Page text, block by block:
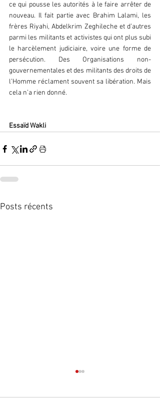
ce qui pousse les autorités à le faire arrêter de
nouveau. Il fait partie avec Brahim Lalami, les
frères Riyahi, Abdelkrim Zeghileche et d’autres
parmi les militants et activistes qui ont plus subi
le harcèlement judiciaire, voire une forme de
persécution. Des Organisations non-
gouvernementales et des militants des droits de
l’Homme réclament souvent sa libération. Mais
cela n’a rien donné.
Essaïd Wakli
Posts récents